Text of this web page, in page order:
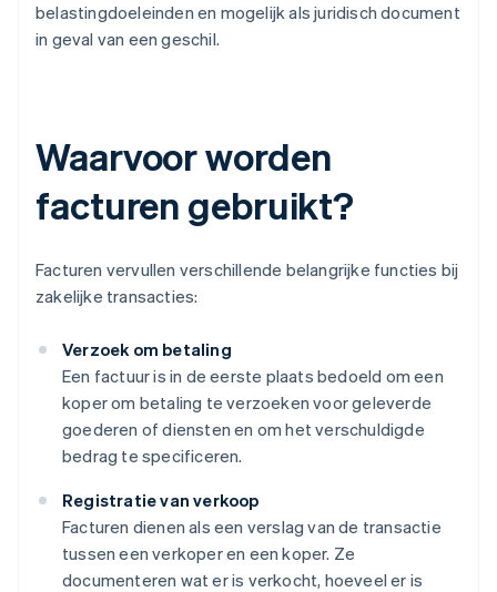
belastingdoeleinden en mogelijk als juridisch document
in geval van een geschil.
Waarvoor worden
facturen gebruikt?
Facturen vervullen verschillende belangrijke functies bij
zakelijke transacties:
Verzoek om betaling
Een factuur is in de eerste plaats bedoeld om een
koper om betaling te verzoeken voor geleverde
goederen of diensten en om het verschuldigde
bedrag te specificeren.
Registratie van verkoop
Facturen dienen als een verslag van de transactie
tussen een verkoper en een koper. Ze
documenteren wat er is verkocht, hoeveel er is